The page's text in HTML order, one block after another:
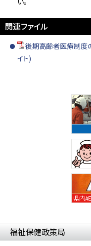
関連ファイル
後期高齢者医療制度
イト)
福祉保健政策局